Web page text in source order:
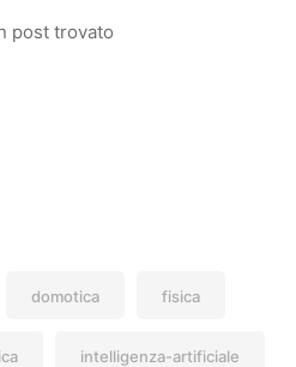
domotica fisica
intelligenza-artificiale
post trovato